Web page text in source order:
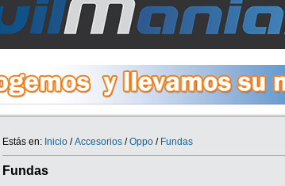
Estás en: Inicio /Accesorios /Oppo / Fundas
Fundas